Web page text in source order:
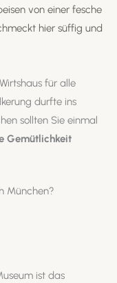
München?
von einer fesche
hier süffig und
für alle
durfte ins
sollten Sie einmal
Gemütlichkeit
ist das